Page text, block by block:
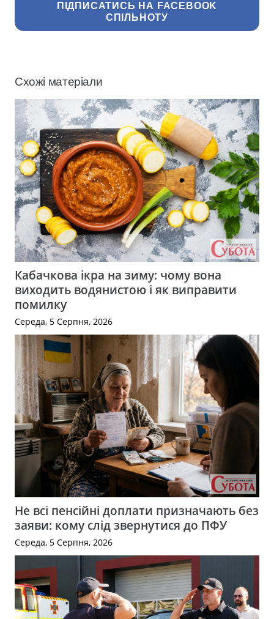
ПІДПИСАТИСЬ НА FACEBOOK
СПІЛЬНОТУ
Схожі матеріали
Кабачкова ікра на зиму: чому вона
виходить водянистою і як виправити
помилку
Середа, 5 Серпня, 2026
Не всі пенсійні доплати призначають без
заяви: кому слід звернутися до ПФУ
Середа, 5 Серпня, 2026